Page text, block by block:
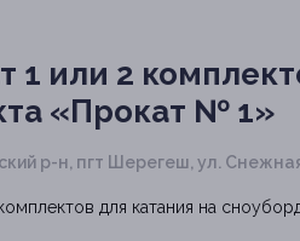
1 или 2
«Прокат № 1»
р-н, пгт Шерегеш, ул.